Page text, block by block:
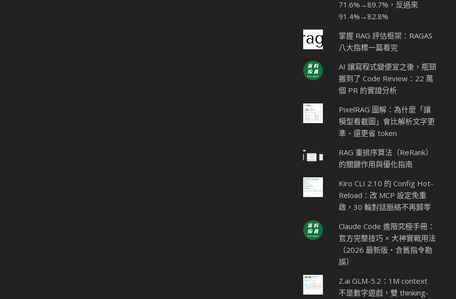
71.6%→89.7%，反過來
91.4%→82.8%
掌握 RAG 評估框架：RAGAS
八大指標一篇看完
AI 讓寫程式變便宜之後，瓶頸
搬到了 Code Review：22 萬
個 PR 的實證分析
PixelRAG 圖解：為什麼「讓
模型看截圖」會比解析文字更
準、還更省 token
RAG 重排序算法（ReRank）
的關鍵作用與優化指南
Kiro CLI 2.10 的 Config Hot-
Reload：改 MCP 設定免重
啟，30 輪對話脈絡不再歸零
Claude Code 進階究極手冊：
官方完整技巧 × 大神實戰用法
（2026 最新版・含舊指令勘
誤）
Z.ai GLM-5.2：1M context
不是數字遊戲，雙 thinking-